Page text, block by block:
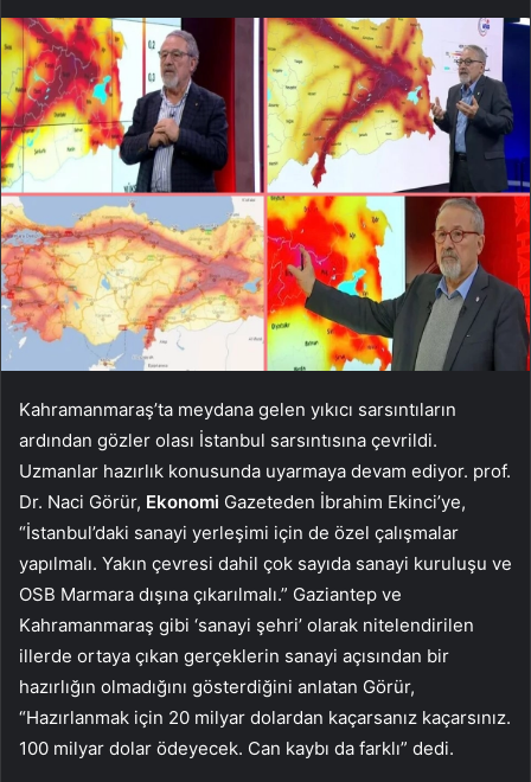
Kahramanmaraş’ta meydana gelen yıkıcı sarsıntıların
ardından gözler olası İstanbul sarsıntısına çevrildi.
Uzmanlar hazırlık konusunda uyarmaya devam ediyor. prof.
Dr. Naci Görür, Ekonomi Gazeteden İbrahim Ekinci’ye,
“İstanbul’daki sanayi yerleşimi için de özel çalışmalar
yapılmalı. Yakın çevresi dahil çok sayıda sanayi kuruluşu ve
OSB Marmara dışına çıkarılmalı.” Gaziantep ve
Kahramanmaraş gibi ‘sanayi şehri’ olarak nitelendirilen
illerde ortaya çıkan gerçeklerin sanayi açısından bir
hazırlığın olmadığını gösterdiğini anlatan Görür,
“Hazırlanmak için 20 milyar dolardan kaçarsanız kaçarsınız.
100 milyar dolar ödeyecek. Can kaybı da farklı” dedi.